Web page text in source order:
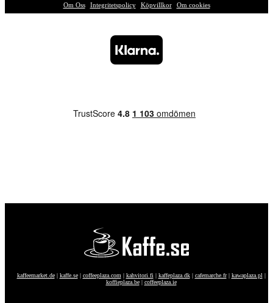
Om Oss| Integritetspolicy| Köpvillkor| Om cookies
kaffeemarket.de| kaffe.se| coffeeplaza.com| kahvitori.fi| kaffeplaza.dk| cafemarche.fr| kawaplaza.pl|
koffieplaza.be| coffeeplaza.ie